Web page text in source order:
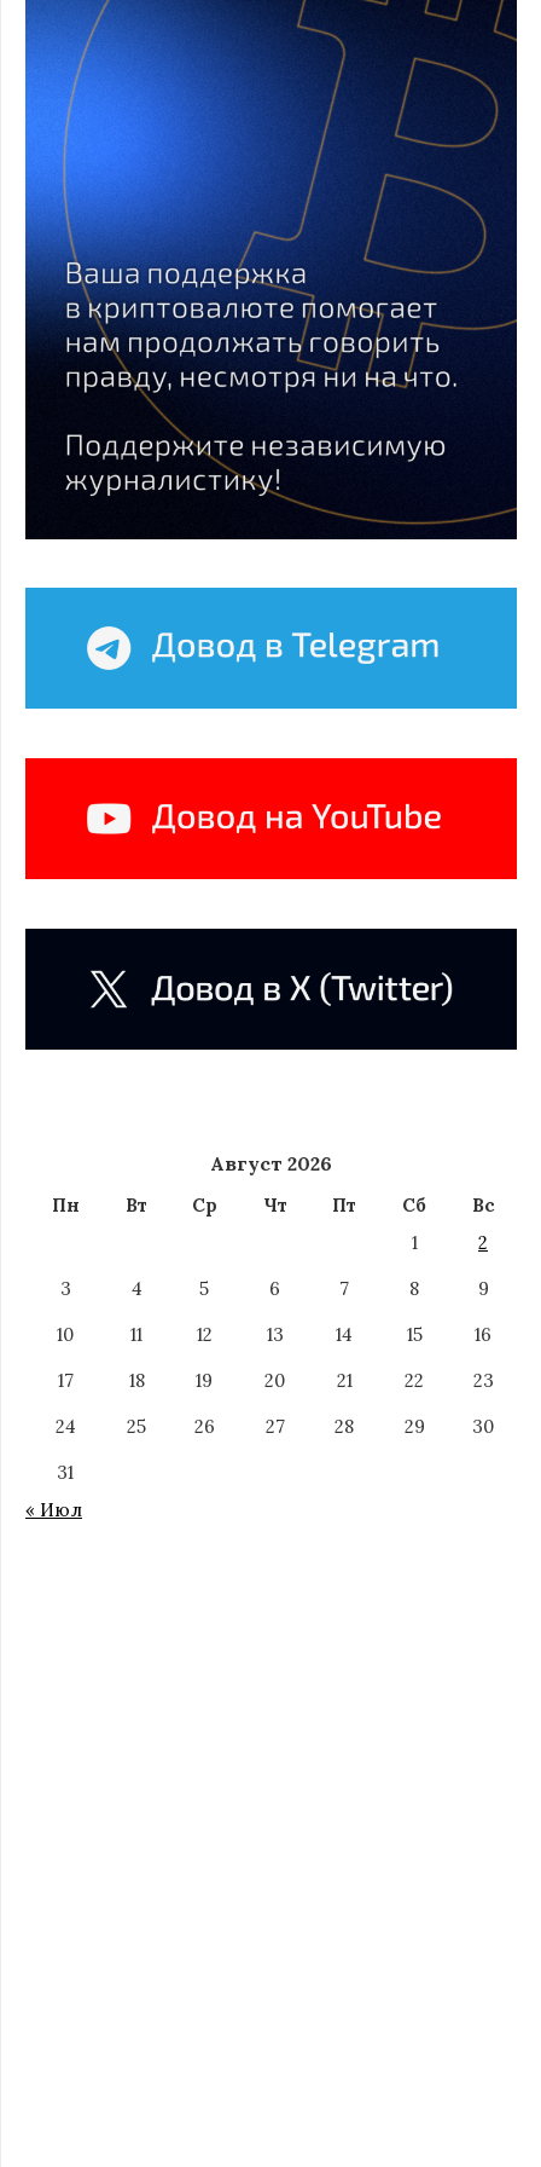
Август 2026
Пн Вт Ср Чт Пт Сб
Вс
1
2
3
4 5 6 7 8
9
10
11 12 13 14 15
16
17
18 19 20 21 22
23
24
25 26 27 28 29
30
31
« Июл